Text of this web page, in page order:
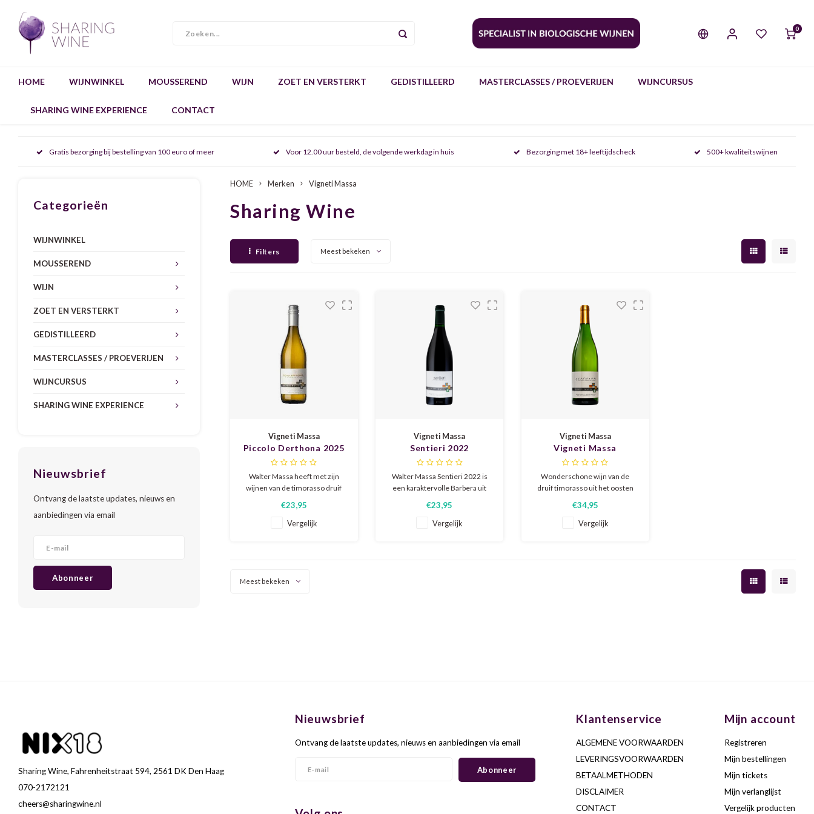
0
HOME WIJNWINKEL MOUSSEREND WIJN ZOET EN VERSTERKT GEDISTILLEERD MASTERCLASSES / PROEVERIJEN WIJNCURSUS
SHARING WINE EXPERIENCE CONTACT
Gratis bezorging bij bestelling van 100 euro of meer Voor 12.00 uur besteld, de volgende werkdag in huis Bezorging met 18+ leeftijdscheck 500+ kwaliteitswijnen
Categorieën
WIJNWINKEL
MOUSSEREND
WIJN
ZOET EN VERSTERKT
GEDISTILLEERD
MASTERCLASSES / PROEVERIJEN
WIJNCURSUS
SHARING WINE EXPERIENCE
Nieuwsbrief
Ontvang de laatste updates, nieuws en
aanbiedingen via email
Abonneer
HOME Merken Vigneti Massa
Sharing Wine
Filters Meest bekeken
Vigneti Massa
Piccolo Derthona 2025
Walter Massa heeft met zijn
wijnen van de timorasso druif
in de mond met een mooie
frisheid. In de smaak peer,
€23,95
Vergelijk
Vigneti Massa
Sentieri 2022
Walter Massa Sentieri 2022 is
een karaktervolle Barbera uit
Massa. Sappig en elegant, met
tonen van rijpe kersen, bramen
€23,95
Vergelijk
Vigneti Massa
Vigneti Massa
Derthona 2024
Wonderschone wijn van de
druif timorasso uit het oosten
wilde perzik en kruidigheid die
worden vergezeld van
€34,95
Vergelijk
Meest bekeken
Sharing Wine, Fahrenheitstraat 594, 2561 DK Den Haag
070-2172121
cheers@sharingwine.nl
Nieuwsbrief
Ontvang de laatste updates, nieuws en aanbiedingen via email
Abonneer
Klantenservice
ALGEMENE VOORWAARDEN
LEVERINGSVOORWAARDEN
BETAALMETHODEN
DISCLAIMER
CONTACT
Mijn account
Registreren
Mijn bestellingen
Mijn tickets
Mijn verlanglijst
Vergelijk producten